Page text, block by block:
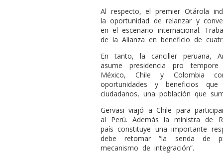
Al respecto, el premier Otárola
la oportunidad de relanzar y
en el escenario internacional.
de la Alianza en beneficio de
En tanto, la canciller peruana,
asume presidencia pro
México, Chile y Colombia
oportunidades y beneficios
ciudadanos, una población que
Gervasi viajó a Chile para
al Perú. Además la ministra de
país constituye una importante
debe retomar “la senda de
mecanismo de integración”.